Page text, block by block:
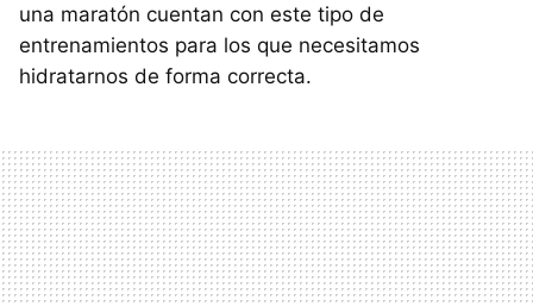
una maratón cuentan con este tipo de
entrenamientos para los que necesitamos
hidratarnos de forma correcta.